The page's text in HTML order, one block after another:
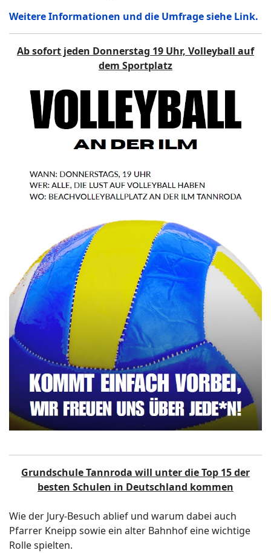
Weitere Informationen und die Umfrage siehe Link.
Ab sofort jeden Donnerstag 19 Uhr, Volleyball auf
dem Sportplatz
Grundschule Tannroda will unter die Top 15 der
besten Schulen in Deutschland kommen
Wie der Jury-Besuch ablief und warum dabei auch
Pfarrer Kneipp sowie ein alter Bahnhof eine wichtige
Rolle spielten.